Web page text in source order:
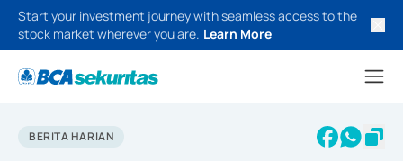
Start your investment journey with seamless access to the
stock market wherever you are. Learn More
BERITA HARIAN